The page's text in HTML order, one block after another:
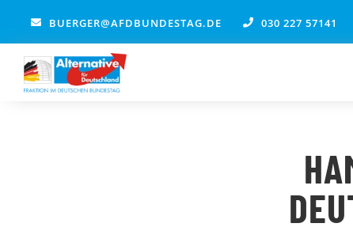
springen
BUERGER@AFDBUNDESTAG.DE 030 227 57141